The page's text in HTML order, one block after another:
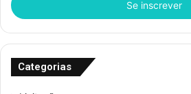
i
a
e
Categorias